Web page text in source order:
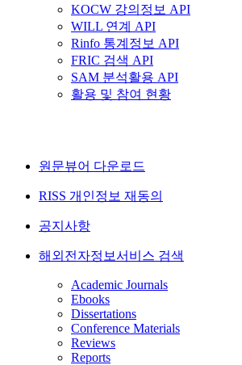
KOCW 강의정보 API
WILL 연계 API
Rinfo 통계정보 API
FRIC 검색 API
SAM 분석활용 API
활용 및 참여 현황
원문뷰어 다운로드
RISS 개인정보 재동의
공지사항
해외전자정보서비스 검색
Academic Journals
Ebooks
Dissertations
Conference Materials
Reviews
Reports